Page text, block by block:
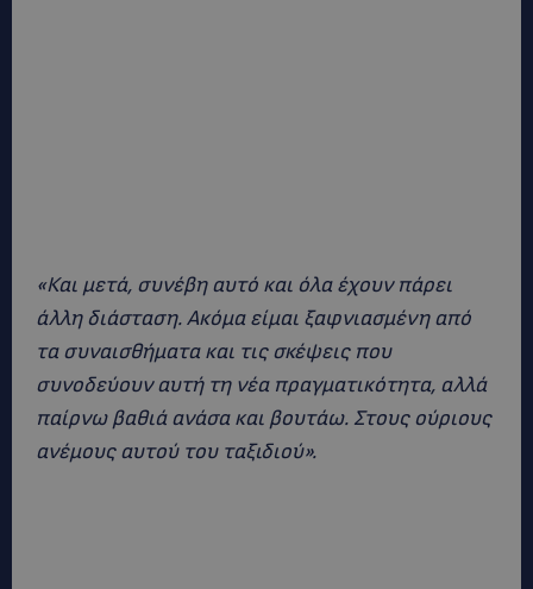
«Και μετά, συνέβη αυτό και όλα έχουν πάρει
άλλη διάσταση. Ακόμα είμαι ξαφνιασμένη από
τα συναισθήματα και τις σκέψεις που
συνοδεύουν αυτή τη νέα πραγματικότητα, αλλά
παίρνω βαθιά ανάσα και βουτάω. Στους ούριους
ανέμους αυτού του ταξιδιού».